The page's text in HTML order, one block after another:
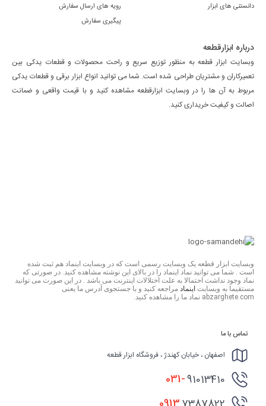
دانستنی های ابزار
رویه های ارسال سفارش
پیگیری سفارش
درباره ابزارقطعه
وبسایت ابزار قطعه به منظور توزیع سریع و راحت محصولات و قطعات یدکی بین
تعمیرکاران و مشتریان طراحی شده است. شما می توانید انواع ابزار برقی و قطعات یدکی
مربوط به آن ها را در وبسایت ابزارقطعه مشاهده کنید و با قیمت واقعی و ضمانت
اصالت و کیفیت خریداری کنید.
وبسایت ابزار قطعه یک وبسایت رسمی است که در وبسایت اینماد هم ثبت شده
است . شما می توانید نماد اینماد را در بالای این نوشته مشاهده کنید. در صورتی که
نماد وجود نداشت احتمالا به علت اختلالات اینترنت می باشد . در این صورت می توانید
مستقیما به وبسایت اینماد مراجعه کنید و با جستجوی آدرس ما یعنی
abzarghete.com نماد ما را مشاهده کنید.
تماس با ما
اصفهان ، خیابان کهندژ ، فروشگاه ابزار قطعه
031-91013410